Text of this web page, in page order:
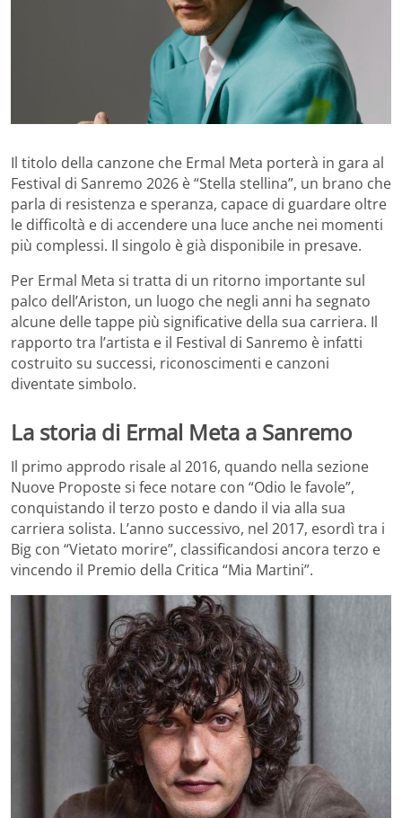
Il titolo della canzone che Ermal Meta porterà in gara al
Festival di Sanremo 2026 è “Stella stellina”, un brano che
parla di resistenza e speranza, capace di guardare oltre
le difficoltà e di accendere una luce anche nei momenti
più complessi. Il singolo è già disponibile in presave.
Per Ermal Meta si tratta di un ritorno importante sul
palco dell’Ariston, un luogo che negli anni ha segnato
alcune delle tappe più significative della sua carriera. Il
rapporto tra l’artista e il Festival di Sanremo è infatti
costruito su successi, riconoscimenti e canzoni
diventate simbolo.
La storia di Ermal Meta a Sanremo
Il primo approdo risale al 2016, quando nella sezione
Nuove Proposte si fece notare con “Odio le favole”,
conquistando il terzo posto e dando il via alla sua
carriera solista. L’anno successivo, nel 2017, esordì tra i
Big con “Vietato morire”, classificandosi ancora terzo e
vincendo il Premio della Critica “Mia Martini”.